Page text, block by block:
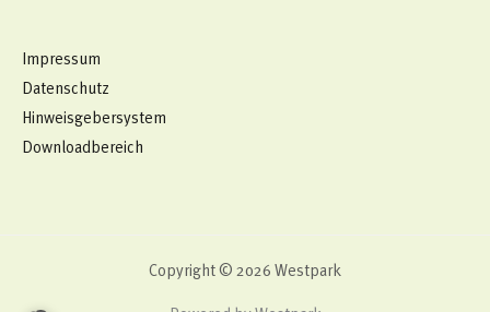
Impressum
Datenschutz
Hinweisgebersystem
Downloadbereich
Copyright © 2026 Westpark